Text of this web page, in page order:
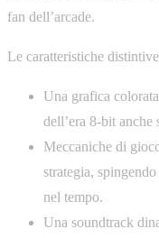
fan dell’arcade.
Le caratteristiche
Una grafica
dell’era 8-bit
Meccaniche di
strategia,
nel tempo.
Una soundtrack